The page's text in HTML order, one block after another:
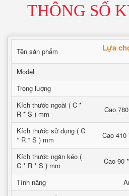
THÔNG SỐ
Tên sản phẩm Lựa
Model
Trọng lượng
Kích thước ngoài ( C *
R * S ) mm
Cao
Kích thước sử dụng ( C
* R * S ) mm
Cao 410
Kích thước ngăn kéo (
C * R * S ) mm
Cao 90
Tính năng